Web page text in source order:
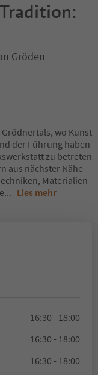
Gröden
wo Kunst
der Führung haben
zu betreten
aus nächster Nähe
Materialien
... Lies mehr
16:30 - 18:00
16:30 - 18:00
16:30 - 18:00